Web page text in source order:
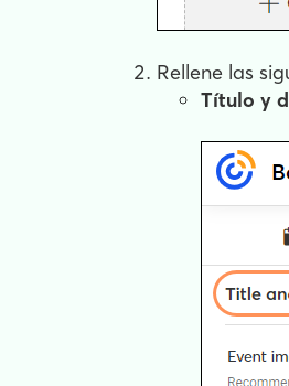
Rellene las
Título y